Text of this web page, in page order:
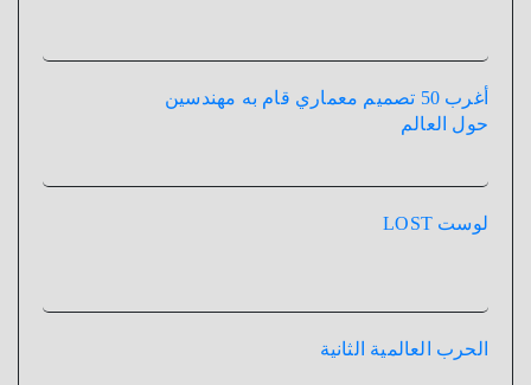
أغرب 50 تصميم معماري قام به مهندسين
حول العالم
لوست LOST
الحرب العالمية الثانية